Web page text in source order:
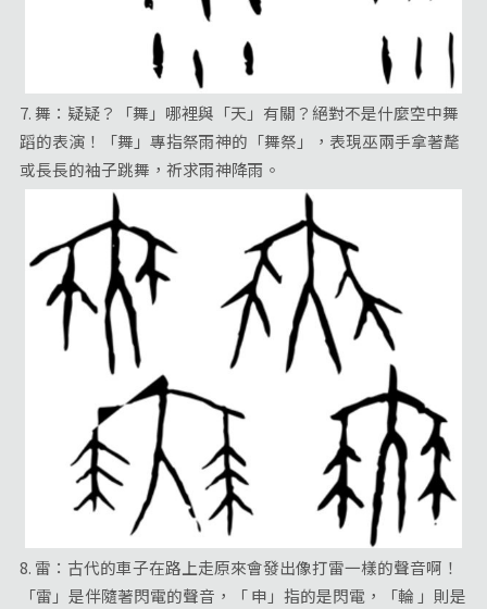
7. 舞：疑疑？「舞」哪裡與「天」有關？絕對不是什麼空中舞
蹈的表演！「舞」專指祭雨神的「舞祭」，表現巫兩手拿著氂
或長長的袖子跳舞，祈求雨神降雨。
8. 雷：古代的車子在路上走原來會發出像打雷一樣的聲音啊！
「雷」是伴隨著閃電的聲音，「 申」指的是閃電，「輪 」則是